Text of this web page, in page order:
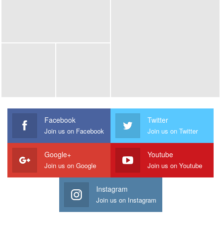
วันที่ 17 กุมภาพันธ์ ปีมะเมียธาตุไฟ ซึ่งสื่อถึงพลังแห่งความมุ่งมั่น
ร่วม ไปจนถึงความประทับใจที่ยั่งยืน ผ่านความตื่นตาตื่นใจของ
โชว์ระดับโลก อรรถรสของอาหารมงคล ไปจนถึงความมั่งคั่งจาก
โปรโมชั่นสุดพิเศษ เพื่อให้ เอ็ม ดิสทริค เป็นจุดหมายปลายทางแห่ง
ความสุขและความมงคลที่อยู่ในใจของลูกค้าทั้งชาวไทยและต่าง
ชาติอย่างแท้จริง” โดยไฮไลท์ภายในงานประกอบด้วย
Facebook
Join us on Facebook
Twitter
Join us on Twitter
Google+
Join us on Google
Youtube
Join us on Youtube
Instagram
Join us on Instagram